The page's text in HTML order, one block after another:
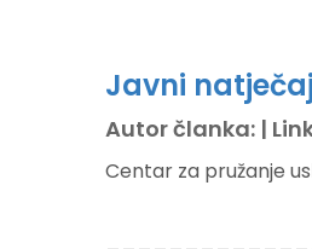
Javni
Autor članka: |
Centar za pružanje